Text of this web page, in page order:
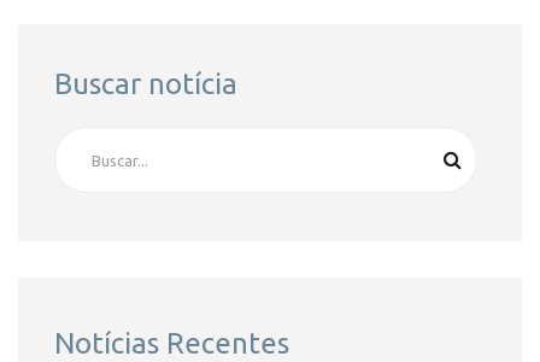
Buscar notícia
Notícias Recentes